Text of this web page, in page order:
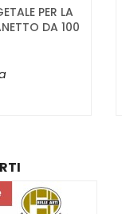
PER LA
DA 100